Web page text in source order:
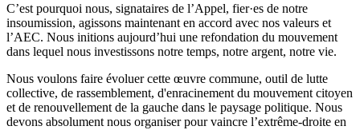
C’est pourquoi nous, signataires de l’Appel, fier·es de notre
insoumission, agissons maintenant en accord avec nos valeurs et
l’AEC. Nous initions aujourd’hui une refondation du mouvement
dans lequel nous investissons notre temps, notre argent, notre vie.
Nous voulons faire évoluer cette œuvre commune, outil de lutte
collective, de rassemblement, d'enracinement du mouvement citoyen
et de renouvellement de la gauche dans le paysage politique. Nous
devons absolument nous organiser pour vaincre l’extrême-droite en